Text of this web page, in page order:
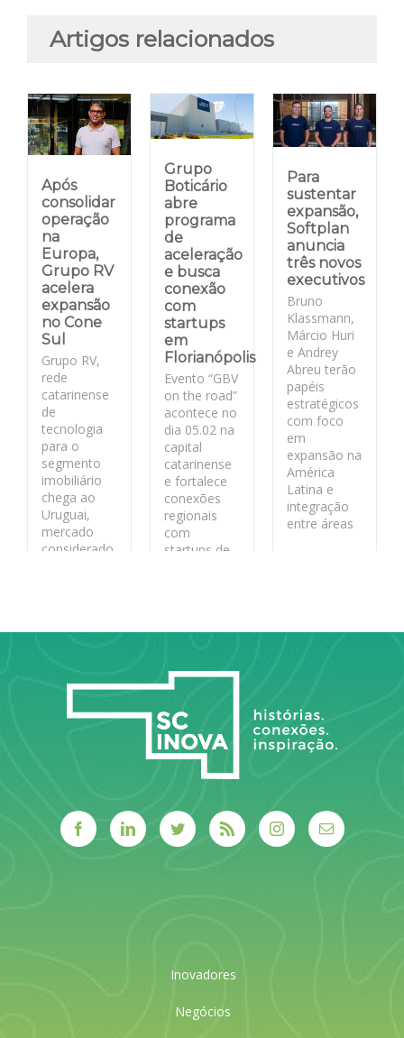
Artigos relacionados
Após
consolidar
operação
na
Europa,
Grupo RV
acelera
expansão
no Cone
Sul
Grupo RV,
rede
catarinense
de
tecnologia
para o
segmento
imobiliário
chega ao
Uruguai,
mercado
considerado
Grupo
Boticário
abre
programa
de
aceleração
e busca
conexão
com
startups
em
Florianópolis
Evento “GBV
on the road”
acontece no
dia 05.02 na
capital
catarinense
e fortalece
conexões
regionais
com
startups de
Para
sustentar
expansão,
Softplan
anuncia
três novos
executivos
Bruno
Klassmann,
Márcio Huri
e Andrey
Abreu terão
papéis
estratégicos
com foco
em
expansão na
América
Latina e
integração
entre áreas
Inovadores
Negócios